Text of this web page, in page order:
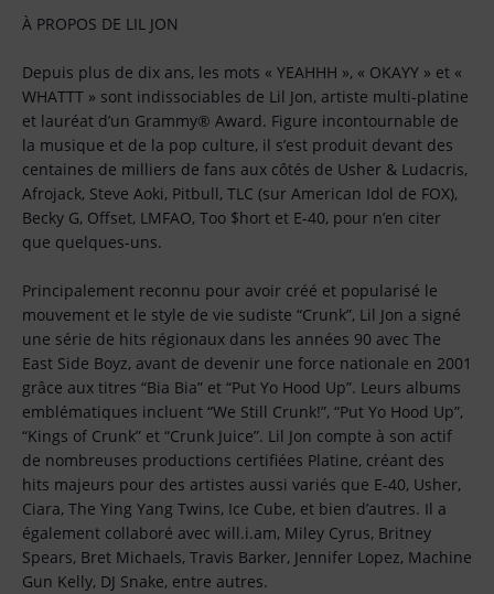
À PROPOS DE LIL JON
Depuis plus de dix ans, les mots « YEAHHH », « OKAYY » et «
WHATTT » sont indissociables de Lil Jon, artiste multi-platine
et lauréat d’un Grammy® Award. Figure incontournable de
la musique et de la pop culture, il s’est produit devant des
centaines de milliers de fans aux côtés de Usher & Ludacris,
Afrojack, Steve Aoki, Pitbull, TLC (sur American Idol de FOX),
Becky G, Offset, LMFAO, Too $hort et E-40, pour n’en citer
que quelques-uns.
Principalement reconnu pour avoir créé et popularisé le
mouvement et le style de vie sudiste “Crunk”, Lil Jon a signé
une série de hits régionaux dans les années 90 avec The
East Side Boyz, avant de devenir une force nationale en 2001
grâce aux titres “Bia Bia” et “Put Yo Hood Up”. Leurs albums
emblématiques incluent “We Still Crunk!”, “Put Yo Hood Up”,
“Kings of Crunk” et “Crunk Juice”. Lil Jon compte à son actif
de nombreuses productions certifiées Platine, créant des
hits majeurs pour des artistes aussi variés que E-40, Usher,
Ciara, The Ying Yang Twins, Ice Cube, et bien d’autres. Il a
également collaboré avec will.i.am, Miley Cyrus, Britney
Spears, Bret Michaels, Travis Barker, Jennifer Lopez, Machine
Gun Kelly, DJ Snake, entre autres.